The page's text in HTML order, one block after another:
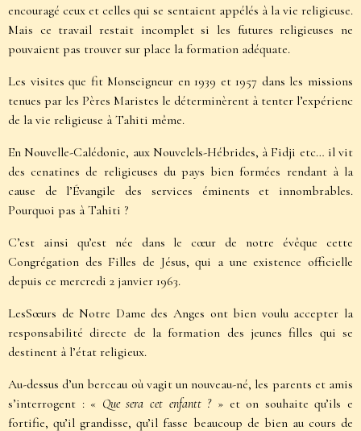
encouragé ceux et celles qui se sentaient appélés à la vie religieuse.
Mais ce travail restait incomplet si les futures religieuses ne
pouvaient pas trouver sur place la formation adéquate.
Les visites que fit Monseigneur en 1939 et 1957 dans les missions
tenues par les Pères Maristes le déterminèrent à tenter l’expérienc
de la vie religieuse à Tahiti même.
En Nouvelle-Calédonie, aux Nouvelels-Hébrides, à Fidji etc… il vit
des cenatines de religieuses du pays bien formées rendant à la
cause de l’Évangile des services éminents et innombrables.
Pourquoi pas à Tahiti ?
C’est ainsi qu’est née dans le cœur de notre évêque cette
Congrégation des Filles de Jésus, qui a une existence officielle
depuis ce mercredi 2 janvier 1963.
LesSœurs de Notre Dame des Anges ont bien voulu accepter la
responsabilité directe de la formation des jeunes filles qui se
destinent à l’état religieux.
Au-dessus d’un berceau où vagit un nouveau-né, les parents et amis
s’interrogent : « Que sera cet enfantt ?» et on souhaite qu’ils e
fortifie, qu’il grandisse, qu’il fasse beaucoup de bien au cours de